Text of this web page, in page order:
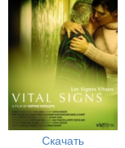
Скачать